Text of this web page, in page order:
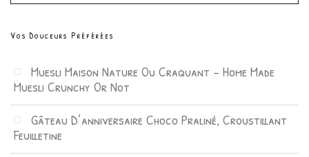
Vos Douceurs Préférées
Muesli Maison Nature Ou Craquant – Home Made
Muesli Crunchy Or Not
Gâteau D’anniversaire Choco Praliné, Croustillant
Feuilletine